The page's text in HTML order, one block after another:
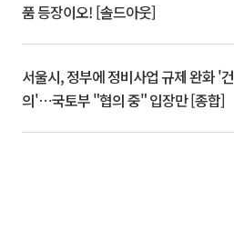
품 등장이오! [솔드아웃]
서울시, 정부에 정비사업 규제 완화 '건
의'⋯국토부 "협의 중" 입장만 [종합]